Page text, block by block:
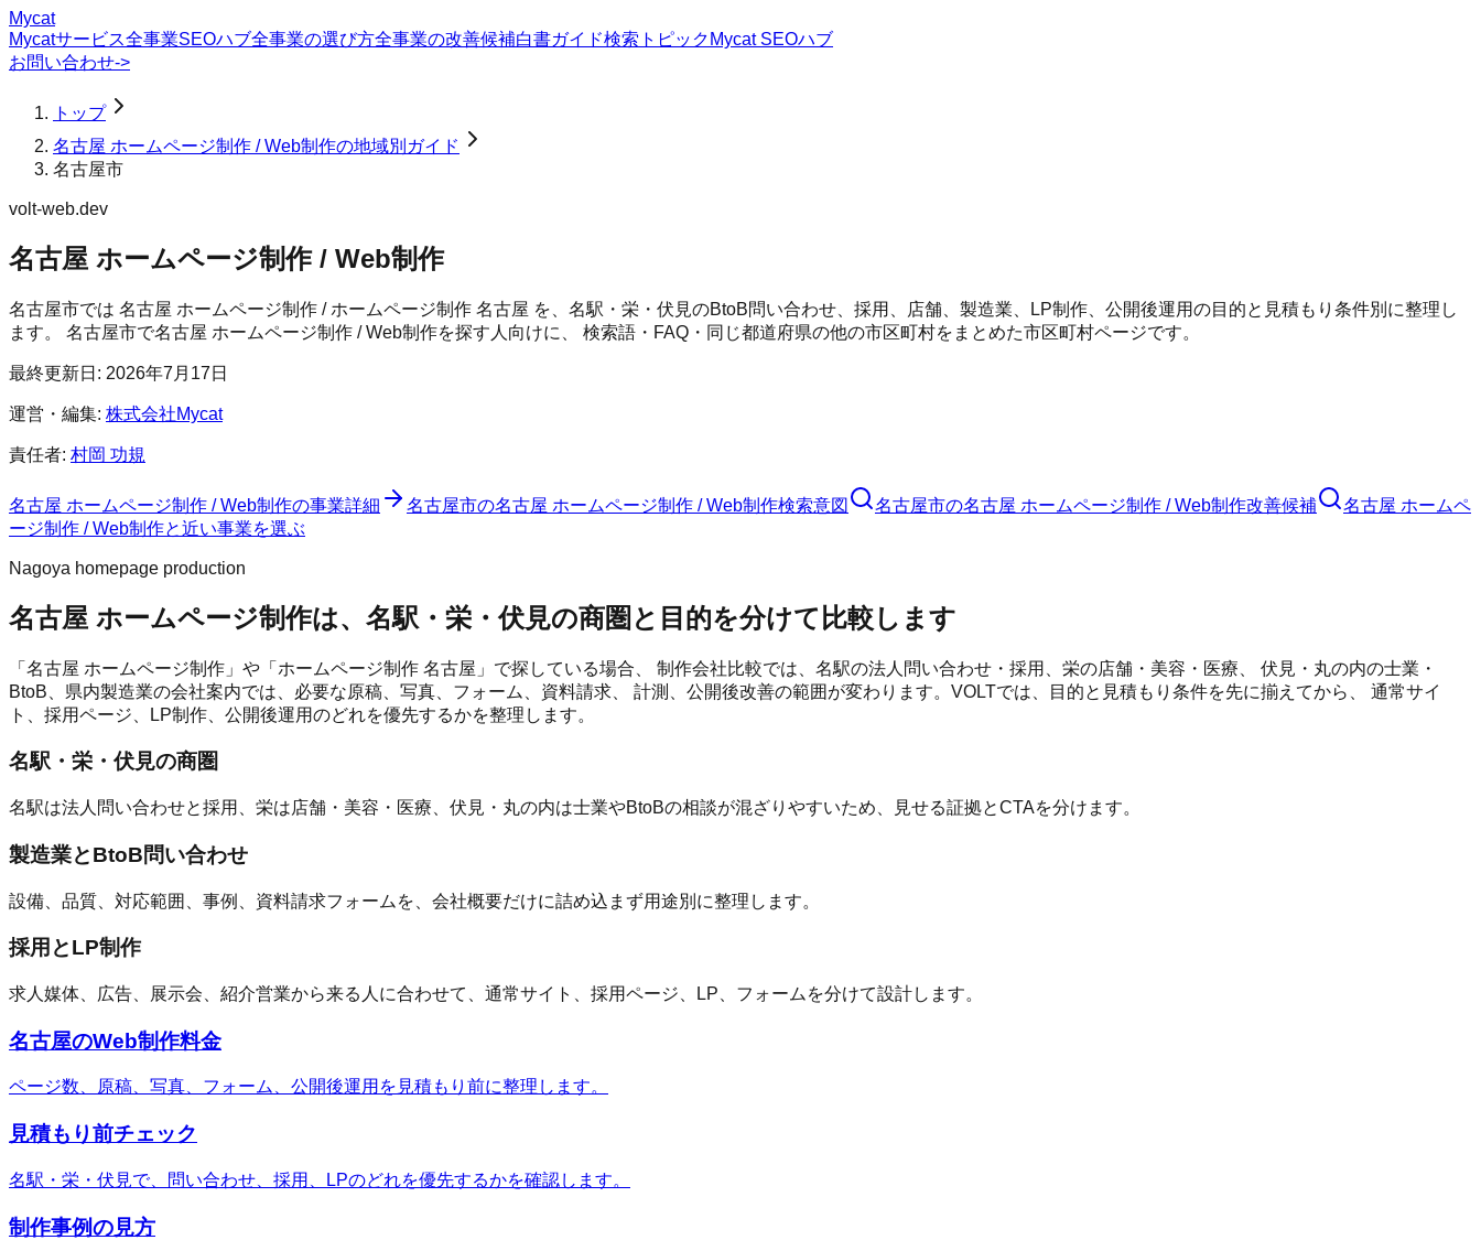
Mycat
Mycatサービス全事業SEOハブ全事業の選び方全事業の改善候補白書ガイド検索トピック Mycat SEOハブ
お問い合わせ->
トップ
名古屋 ホームページ制作 / Web制作の地域別ガイド
名古屋市
volt-web.dev
名古屋 ホームページ制作 / Web制作
名古屋市では 名古屋 ホームページ制作 / ホームページ制作 名古屋 を、名駅・栄・伏見のBtoB問い合わせ、採用、店舗、製造業、LP制作、公開後運用の目的と見積もり条件別に整理し
ます。 名古屋市で名古屋 ホームページ制作 / Web制作を探す人向けに、 検索語・FAQ・同じ都道府県の他の市区町村をまとめた市区町村ページです。
最終更新日: 2026年7月17日
運営・編集: 株式会社Mycat
責任者: 村岡 功規
名古屋 ホームページ制作 / Web制作の事業詳細 名古屋市の名古屋 ホームページ制作 / Web制作検索意図 名古屋市の名古屋 ホームページ制作 / Web制作改善候補
名古屋 ホームペ
ージ制作 / Web制作と近い事業を選ぶ
Nagoya homepage production
名古屋 ホームページ制作は、名駅・栄・伏見の商圏と目的を分けて比較します
「名古屋 ホームページ制作」や「ホームページ制作 名古屋」で探している場合、 制作会社比較では、名駅の法人問い合わせ・採用、栄の店舗・美容・医療、 伏見・丸の内の士業・
BtoB、県内製造業の会社案内では、必要な原稿、写真、フォーム、資料請求、 計測、公開後改善の範囲が変わります。VOLTでは、目的と見積もり条件を先に揃えてから、 通常サイ
ト、採用ページ、LP制作、公開後運用のどれを優先するかを整理します。
名駅・栄・伏見の商圏
名駅は法人問い合わせと採用、栄は店舗・美容・医療、伏見・丸の内は士業やBtoBの相談が混ざりやすいため、見せる証拠とCTAを分けます。
製造業とBtoB問い合わせ
設備、品質、対応範囲、事例、資料請求フォームを、会社概要だけに詰め込まず用途別に整理します。
採用とLP制作
求人媒体、広告、展示会、紹介営業から来る人に合わせて、通常サイト、採用ページ、LP、フォームを分けて設計します。
名古屋のWeb制作料金
ページ数、原稿、写真、フォーム、公開後運用を見積もり前に整理します。
見積もり前チェック
名駅・栄・伏見で、問い合わせ、採用、LPのどれを優先するかを確認します。
制作事例の見方